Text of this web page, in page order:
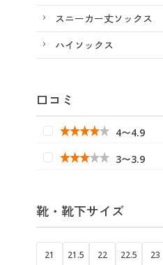
スニーカー丈ソックス
ハイソックス
口コミ
4〜4.9
3〜3.9
靴・靴下サイズ
21 21.5 22 22.5 23